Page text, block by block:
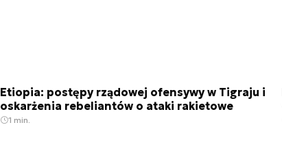
Etiopia: postępy rządowej ofensywy w Tigraju i
oskarżenia rebeliantów o ataki rakietowe
1 min.